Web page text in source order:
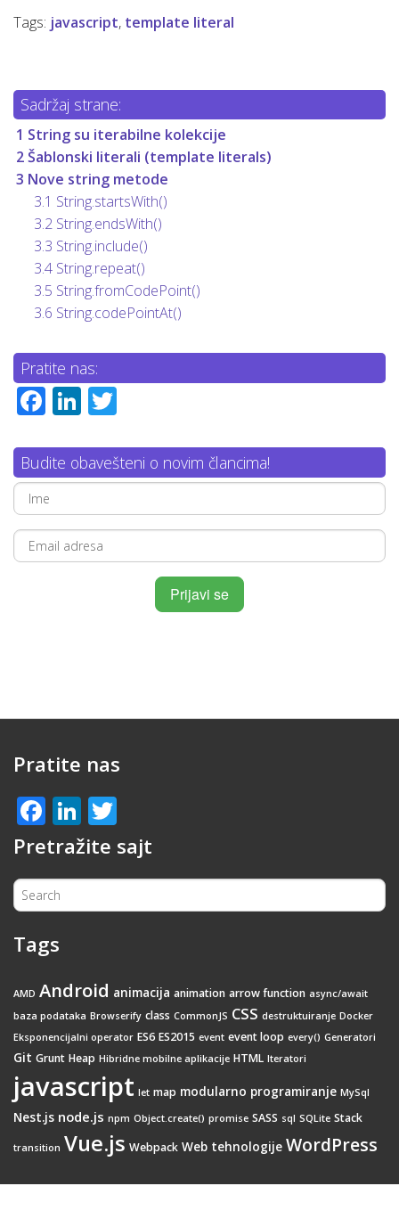
Tags: javascript, template literal
Sadržaj strane:
1 String su iterabilne kolekcije
2Šablonski literali (template literals)
3 Nove string metode
3.1 String.startsWith()
3.2 String.endsWith()
3.3 String.include()
3.4 String.repeat()
3.5 String.fromCodePoint()
3.6 String.codePointAt()
Pratite nas:
Facebook
LinkedIn
Budite obavešteni o novim člancima!
Pratite nas
Facebook
LinkedIn
Pretražite sajt
Tags
AMD Android animacija animation arrow function async/await
baza podataka Browserify class CommonJS CSS destruktuiranje Docker
Eksponencijalni operator ES6 ES2015 event event loop every() Generatori
Git Grunt Heap Hibridne mobilne aplikacije HTML Iteratori
javascript let map modularno programiranje MySql
Nest.js node.js npm Object.create() promise SASS sql SQLite Stack
transition Vue.js Webpack Web tehnologije WordPress